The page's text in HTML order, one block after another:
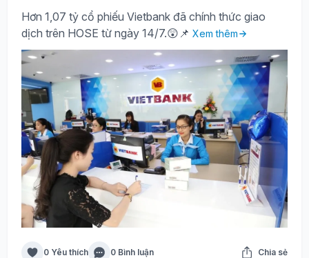
Hơn 1,07 tỷ cổ phiếu Vietbank đã chính thức giao
dịch trên HOSE từ ngày 14/7.😲📌 Xem thêm
0 Yêu thích 0 Bình luận Chia sẻ